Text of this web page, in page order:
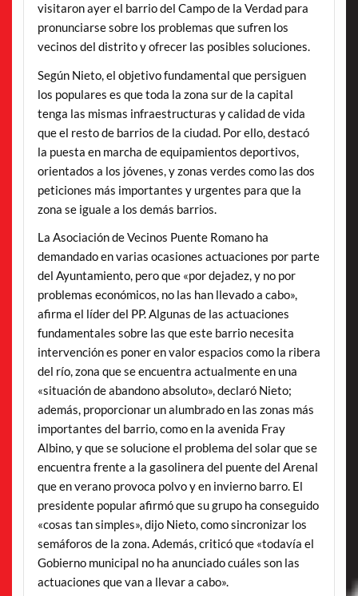
visitaron ayer el barrio del Campo de la Verdad para
pronunciarse sobre los problemas que sufren los
vecinos del distrito y ofrecer las posibles soluciones.
Según Nieto, el objetivo fundamental que persiguen
los populares es que toda la zona sur de la capital
tenga las mismas infraestructuras y calidad de vida
que el resto de barrios de la ciudad. Por ello, destacó
la puesta en marcha de equipamientos deportivos,
orientados a los jóvenes, y zonas verdes como las dos
peticiones más importantes y urgentes para que la
zona se iguale a los demás barrios.
La Asociación de Vecinos Puente Romano ha
demandado en varias ocasiones actuaciones por parte
del Ayuntamiento, pero que «por dejadez, y no por
problemas económicos, no las han llevado a cabo»,
afirma el líder del PP. Algunas de las actuaciones
fundamentales sobre las que este barrio necesita
intervención es poner en valor espacios como la ribera
del río, zona que se encuentra actualmente en una
«situación de abandono absoluto», declaró Nieto;
además, proporcionar un alumbrado en las zonas más
importantes del barrio, como en la avenida Fray
Albino, y que se solucione el problema del solar que se
encuentra frente a la gasolinera del puente del Arenal
que en verano provoca polvo y en invierno barro. El
presidente popular afirmó que su grupo ha conseguido
«cosas tan simples», dijo Nieto, como sincronizar los
semáforos de la zona. Además, criticó que «todavía el
Gobierno municipal no ha anunciado cuáles son las
actuaciones que van a llevar a cabo».